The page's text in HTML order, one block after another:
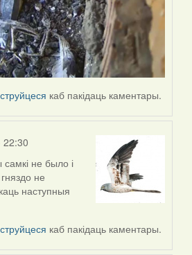
каб пакідаць каментары.
22:30
самкі не было і
не
наступныя
каб пакідаць каментары.